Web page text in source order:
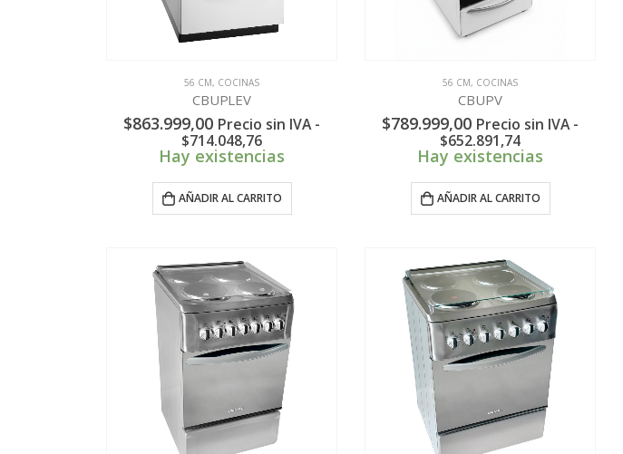
56 CM, COCINAS
CBUPLEV
$863.999,00 Precio sin IVA -
$714.048,76
Hay existencias
AÑADIR AL CARRITO
56 CM, COCINAS
CBUPV
$789.999,00 Precio sin IVA -
$652.891,74
Hay existencias
AÑADIR AL CARRITO